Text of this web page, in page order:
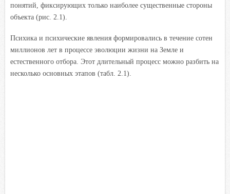
понятий, фиксирующих только наиболее существенные стороны
объекта (рис. 2.1).
Психика и психические явления формировались в течение сотен
миллионов лет в процессе эволюции жизни на Земле и
естественного отбора. Этот длительный процесс можно разбить на
несколько основных этапов (табл. 2.1).